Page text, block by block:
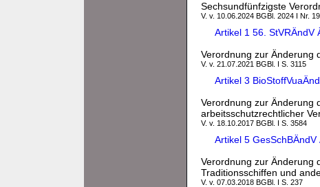
Sechsundfünfzigste
V. v. 10.06.2024 BGBl. 2024 I Nr.
Artikel 1 56.
Verordnung zur Änderung
V. v. 21.07.2021 BGBl. I S. 3115
Artikel 3
Verordnung zur Änderung
arbeitsschutzrechtlicher
V. v. 18.10.2017 BGBl. I S. 3584
Artikel 5
Verordnung zur Änderung
Traditionsschiffen und
V. v. 07.03.2018 BGBl. I S. 237